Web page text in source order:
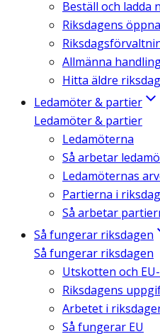
Beställ och ladda
Riksdagens
Allmänna
Hitta äldre
Ledamöter & partier
Ledamöter & partier
Ledamöterna
Så arbetar
Ledamöternas
Partierna i
Så arbetar
Så fungerar riksdagen
Så fungerar riksdagen
Utskotten och
Riksdagens
Arbetet i
Så fungerar EU